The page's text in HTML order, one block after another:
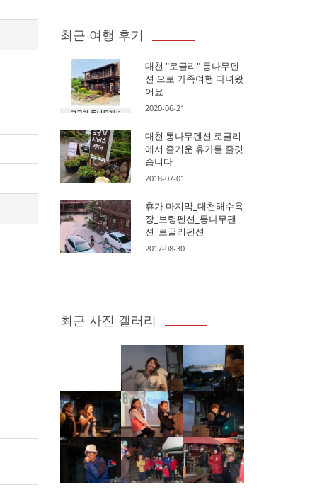
최근 여행 후기
대천 "로글리" 통나무펜
션 으로 가족여행 다녀왔
어요
2020-06-21
대천 통나무펜션 로글리
에서 즐거운 휴가를 즐겻
습니다
2018-07-01
휴가 마지막_대천해수욕
장_보령펜션_통나무팬
션_로글리펜션
2017-08-30
최근 사진 갤러리